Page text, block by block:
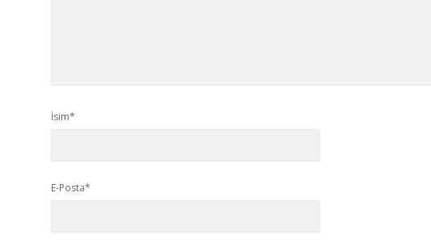
İsim*
E-Posta*